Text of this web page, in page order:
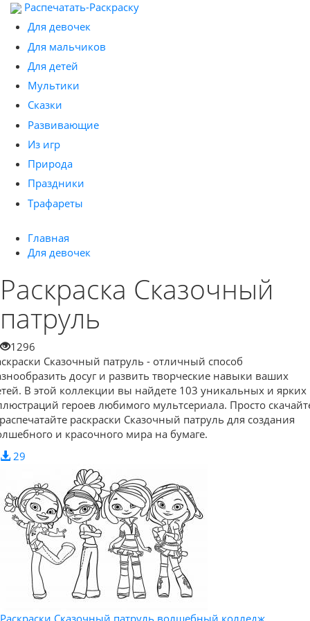
Распечатать-Раскраску
Для девочек
Для мальчиков
Для детей
Мультики
Сказки
Развивающие
Из игр
Природа
Праздники
Трафареты
Главная
Для девочек
Раскраска Сказочный
патруль
1296
Сказочный патруль - отличный способ
досуг и развить творческие навыки ваших
В этой коллекции вы найдете 103 уникальных и ярких
героев любимого мультсериала. Просто
раскраски Сказочный патруль для создания
и красочного мира на бумаге.
29
Раскраски Сказочный патруль волшебный колледж